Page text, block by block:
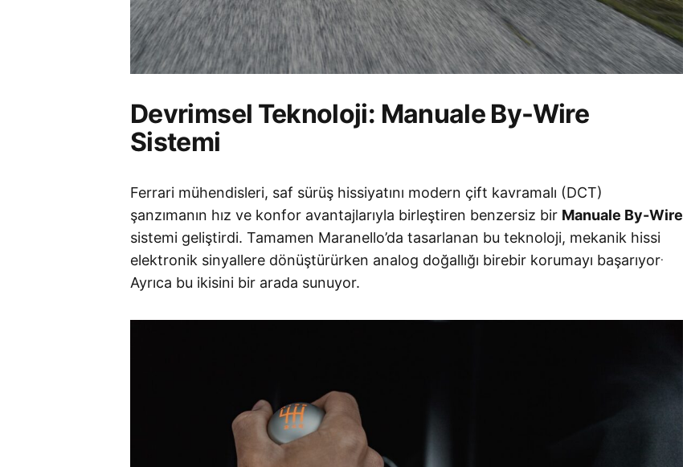
Devrimsel Teknoloji: Manuale By-Wire
Sistemi
Ferrari mühendisleri, saf sürüş hissiyatını modern çift kavramalı (DCT)
şanzımanın hız ve konfor avantajlarıyla birleştiren benzersiz bir Manuale By-Wire
sistemi geliştirdi. Tamamen Maranello’da tasarlanan bu teknoloji, mekanik hissi
elektronik sinyallere dönüştürürken analog doğallığı birebir korumayı başarıyor.
Ayrıca bu ikisini bir arada sunuyor.